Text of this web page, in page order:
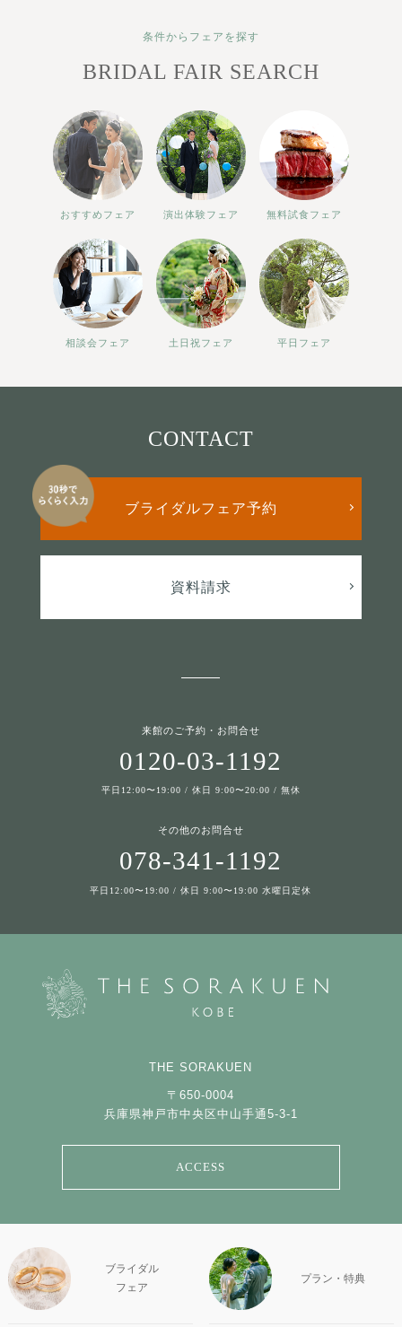
条件からフェアを探す
BRIDAL FAIR SEARCH
おすすめフェア 演出体験フェア 無料試食フェア
相談会フェア 土日祝フェア 平日フェア
CONTACT
ブライダルフェア予約
資料請求
来館のご予約・お問合せ
0120-03-1192
平日12:00〜19:00 / 休日 9:00〜20:00 / 無休
その他のお問合せ
078-341-1192
平日12:00〜19:00 / 休日 9:00〜19:00 水曜日定休
THE SORAKUEN
〒650-0004
兵庫県神戸市中央区中山手通5-3-1
ACCESS
ブライダル
フェア
プラン・特典